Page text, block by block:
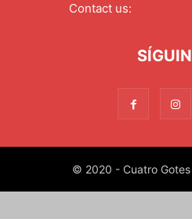
Contact us:
© 2020 - Cuatro Gotes